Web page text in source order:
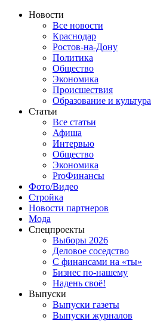
Новости
Все новости
Краснодар
Ростов-на-Дону
Политика
Общество
Экономика
Происшествия
Образование и культура
Статьи
Все статьи
Афиша
Интервью
Общество
Экономика
ProФинансы
Фото/Видео
Стройка
Новости партнеров
Мода
Спецпроекты
Выборы 2026
Деловое соседство
С финансами на «ты»
Бизнес по-нашему
Надень своё!
Выпуски
Выпуски газеты
Выпуски журналов